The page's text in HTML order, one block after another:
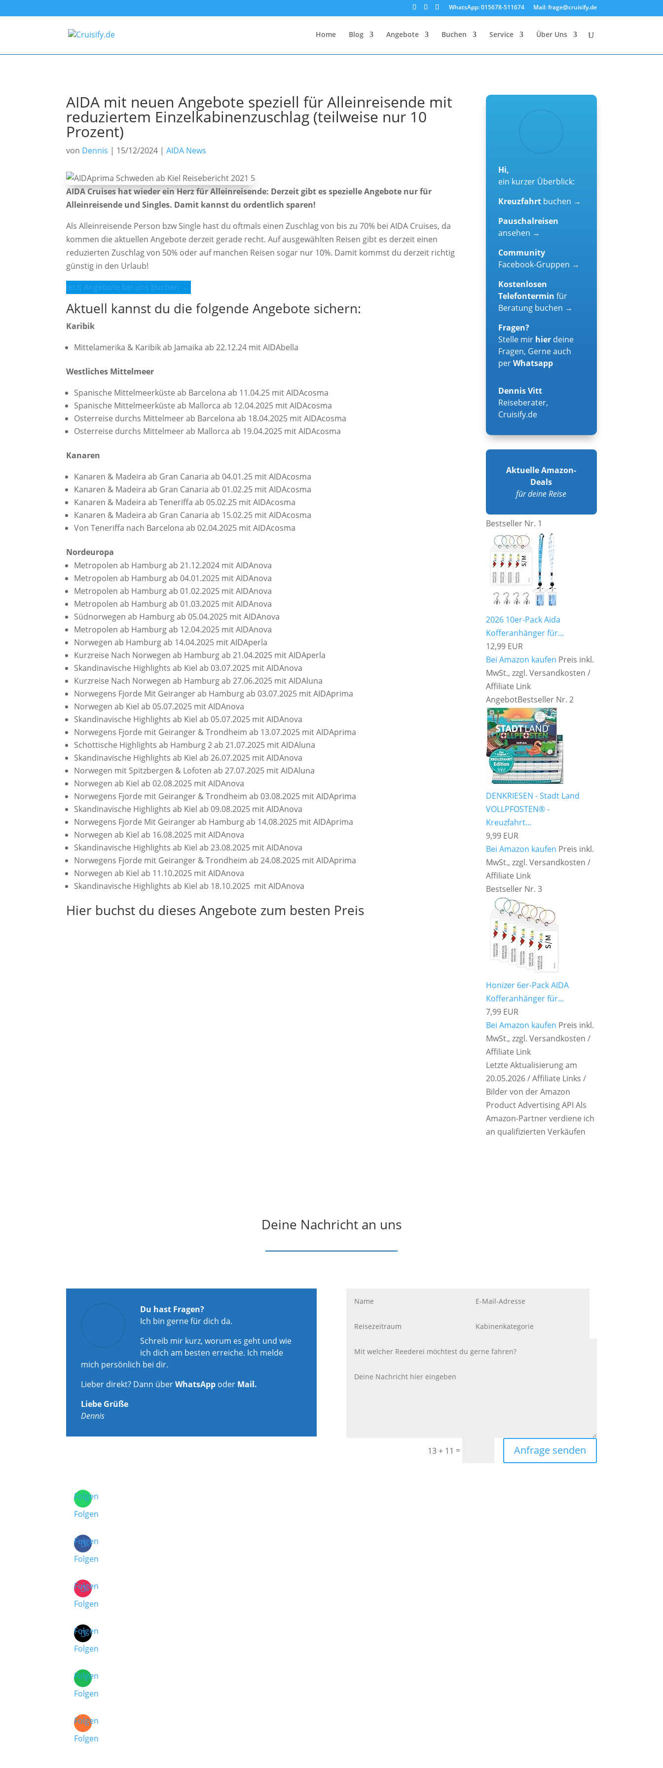
WhatsApp: 015678-511674 Mail: frage@cruisify.de
Home Blog Angebote Buchen Service Über Uns
AIDA mit neuen Angebote speziell für Alleinreisende mit
reduziertem Einzelkabinenzuschlag (teilweise nur 10
Prozent)
von Dennis | 15/12/2024 |AIDA News
AIDA Cruises hat wieder ein Herz für Alleinreisende: Derzeit gibt es spezielle Angebote nur für
Alleinreisende und Singles. Damit kannst du ordentlich sparen!
Als Alleinreisende Person bzw Single hast du oftmals einen Zuschlag von bis zu 70% bei AIDA Cruises, da
kommen die aktuellen Angebote derzeit gerade recht. Auf ausgewählten Reisen gibt es derzeit einen
reduzierten Zuschlag von 50% oder auf manchen Reisen sogar nur 10%. Damit kommst du derzeit richtig
günstig in den Urlaub!
Jetzt Angebote bei uns buchen →
Aktuell kannst du die folgende Angebote sichern:
Karibik
Mittelamerika & Karibik ab Jamaika ab 22.12.24 mit AIDAbella
Westliches Mittelmeer
Spanische Mittelmeerküste ab Barcelona ab 11.04.25 mit AIDAcosma
Spanische Mittelmeerküste ab Mallorca ab 12.04.2025 mit AIDAcosma
Osterreise durchs Mittelmeer ab Barcelona ab 18.04.2025 mit AIDAcosma
Osterreise durchs Mittelmeer ab Mallorca ab 19.04.2025 mit AIDAcosma
Kanaren
Kanaren & Madeira ab Gran Canaria ab 04.01.25 mit AIDAcosma
Kanaren & Madeira ab Gran Canaria ab 01.02.25 mit AIDAcosma
Kanaren & Madeira ab Teneriffa ab 05.02.25 mit AIDAcosma
Kanaren & Madeira ab Gran Canaria ab 15.02.25 mit AIDAcosma
Von Teneriffa nach Barcelona ab 02.04.2025 mit AIDAcosma
Nordeuropa
Metropolen ab Hamburg ab 21.12.2024 mit AIDAnova
Metropolen ab Hamburg ab 04.01.2025 mit AIDAnova
Metropolen ab Hamburg ab 01.02.2025 mit AIDAnova
Metropolen ab Hamburg ab 01.03.2025 mit AIDAnova
Südnorwegen ab Hamburg ab 05.04.2025 mit AIDAnova
Metropolen ab Hamburg ab 12.04.2025 mit AIDAnova
Norwegen ab Hamburg ab 14.04.2025 mit AIDAperla
Kurzreise Nach Norwegen ab Hamburg ab 21.04.2025 mit AIDAperla
Skandinavische Highlights ab Kiel ab 03.07.2025 mit AIDAnova
Kurzreise Nach Norwegen ab Hamburg ab 27.06.2025 mit AIDAluna
Norwegens Fjorde Mit Geiranger ab Hamburg ab 03.07.2025 mit AIDAprima
Norwegen ab Kiel ab 05.07.2025 mit AIDAnova
Skandinavische Highlights ab Kiel ab 05.07.2025 mit AIDAnova
Norwegens Fjorde mit Geiranger & Trondheim ab 13.07.2025 mit AIDAprima
Schottische Highlights ab Hamburg 2 ab 21.07.2025 mit AIDAluna
Skandinavische Highlights ab Kiel ab 26.07.2025 mit AIDAnova
Norwegen mit Spitzbergen & Lofoten ab 27.07.2025 mit AIDAluna
Norwegen ab Kiel ab 02.08.2025 mit AIDAnova
Norwegens Fjorde mit Geiranger & Trondheim ab 03.08.2025 mit AIDAprima
Skandinavische Highlights ab Kiel ab 09.08.2025 mit AIDAnova
Norwegens Fjorde Mit Geiranger ab Hamburg ab 14.08.2025 mit AIDAprima
Norwegen ab Kiel ab 16.08.2025 mit AIDAnova
Skandinavische Highlights ab Kiel ab 23.08.2025 mit AIDAnova
Norwegens Fjorde mit Geiranger & Trondheim ab 24.08.2025 mit AIDAprima
Norwegen ab Kiel ab 11.10.2025 mit AIDAnova
Skandinavische Highlights ab Kiel ab 18.10.2025 mit AIDAnova
Hier buchst du dieses Angebote zum besten Preis
Hi,
ein kurzer Überblick:
Kreuzfahrt buchen →
Pauschalreisen
ansehen →
Community
Facebook-Gruppen →
Kostenlosen
Telefonterminfür
Beratung buchen →
Fragen?
Stelle mir hier deine
Fragen, Gerne auch
perWhatsapp
Dennis Vitt
Reiseberater,
Cruisify.de
Aktuelle Amazon-
Deals
für deine Reise
Bestseller Nr. 1
2026 10er-Pack Aida
Kofferanhänger für...
12,99 EUR
Bei Amazon kaufen Preis inkl.
MwSt., zzgl. Versandkosten /
Affiliate Link
AngebotBestseller Nr. 2
DENKRIESEN - Stadt Land
VOLLPFOSTEN® -
Kreuzfahrt...
9,99 EUR
Bei Amazon kaufen Preis inkl.
MwSt., zzgl. Versandkosten /
Affiliate Link
Bestseller Nr. 3
Honizer 6er-Pack AIDA
Kofferanhänger für...
7,99 EUR
Bei Amazon kaufen Preis inkl.
MwSt., zzgl. Versandkosten /
Affiliate Link
Letzte Aktualisierung am
20.05.2026 / Affiliate Links /
Bilder von der Amazon
Product Advertising API Als
Amazon-Partner verdiene ich
an qualifizierten Verkäufen
Deine Nachricht an uns
Du hast Fragen?
Ich bin gerne für dich da.
Schreib mir kurz, worum es geht und wie
ich dich am besten erreiche. Ich melde
mich persönlich bei dir.
Lieber direkt? Dann überWhatsApp oder Mail.
Liebe Grüße
Dennis
13 + 11 = Anfrage senden
Folgen
Folgen
Folgen
Folgen
Folgen
Folgen
Folgen
Folgen
Folgen
Folgen
Folgen
Folgen